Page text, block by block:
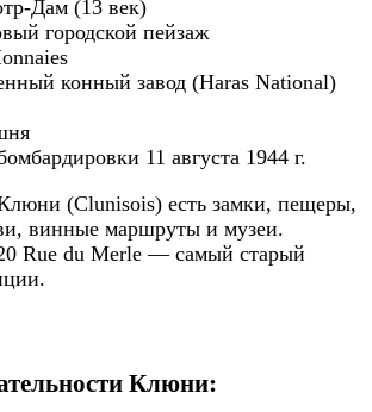
Дам (13 век)
городской пейзаж
конный завод (Haras National)
11 августа 1944 г.
(Clunisois) есть замки, пещеры,
винные маршруты и музеи.
Rue du Merle — самый старый
Клюни: